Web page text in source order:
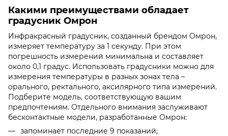
Какими преимуществами обладает
градусник Омрон
Инфракрасный градусник, созданный брендом Омрон,
измеряет температуру за 1 секунду. При этом
погрешность измерений минимальна и составляет
около 0,1 градус. Использовать градусники можно для
измерения температуры в разных зонах тела –
орального, ректального, аксилярного типа измерений.
Подберите модель, соответствующую вашим
предпочтениям. Отдельного внимания заслуживают
бесконтактные модели, разработанные Омрон:
запоминает последние 9 показаний;